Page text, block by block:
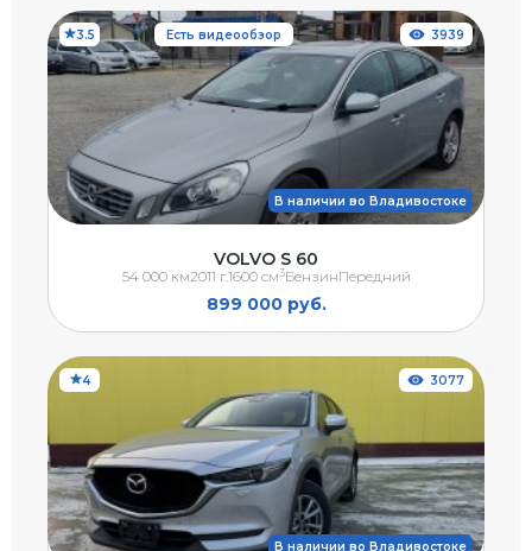
3.5 Есть видеообзор
В наличии во Владивостоке
3939
VOLVO S 60
899 000 руб.
54 000 км2011 г.1600 см3БензинПередний
4
В наличии во Владивостоке
3077